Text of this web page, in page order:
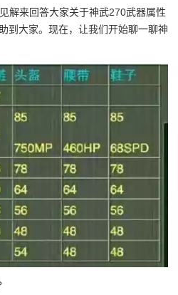
解来回答大家关于神武270武器属性
到大家。现在，让我们开始聊一聊神